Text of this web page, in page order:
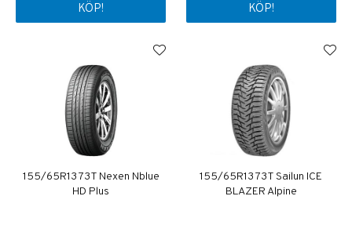
KÖP! KÖP!
155/65R13 73T Nexen Nblue
HD Plus
155/65R13 73T Sailun ICE
BLAZER Alpine